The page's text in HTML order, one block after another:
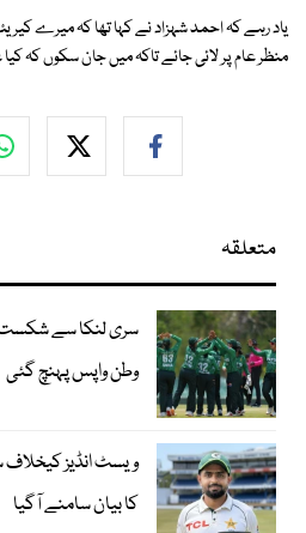
یاد رہے کہ احمد شہزاد نے کہا تھا کہ میرے
منظر عام پر لائی جائے تاکہ میں جان سکوں کہ کیا
متعلقہ
سری لنکا سے شکست
وطن واپس پہنچ گئی
ویسٹ انڈیز کیخلاف
کا بیان سامنے آگیا